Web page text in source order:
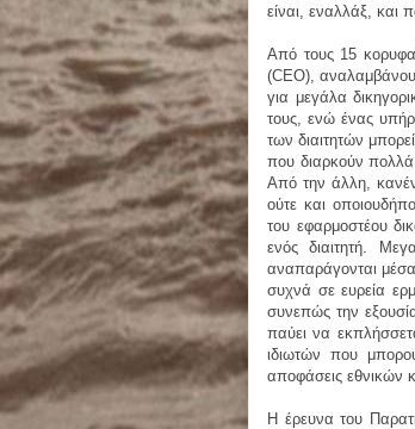
είναι, εναλλάξ, και
Από τους 15
(CEO),
για μεγάλα
τους, ενώ ένας
των διαιτητών
που διαρκούν πολλά
Από την άλλη,
ούτε και
του εφαρμοστέου
ενός διαιτητή.
αναπαράγονται μέσα
συχνά σε ευρεία
συνεπώς την
παύει να
ιδιωτών που
αποφάσεις εθνικών
Η έρευνα του